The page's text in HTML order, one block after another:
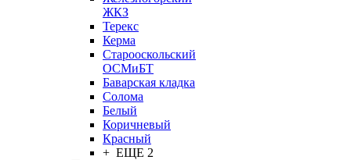
ЖКЗ
Терекс
Керма
Старооскольский
ОСМиБТ
Баварская кладка
Солома
Белый
Коричневый
Красный
+ ЕЩЕ 2